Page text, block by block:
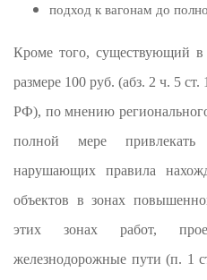
подход к вагонам до
Кроме того, существующий
размере 100 руб. (абз. 2 ч. 5
РФ), по мнению
полной мере
нарушающих правила
объектов в зонах
этих зонах работ,
железнодорожные пути (п. 1